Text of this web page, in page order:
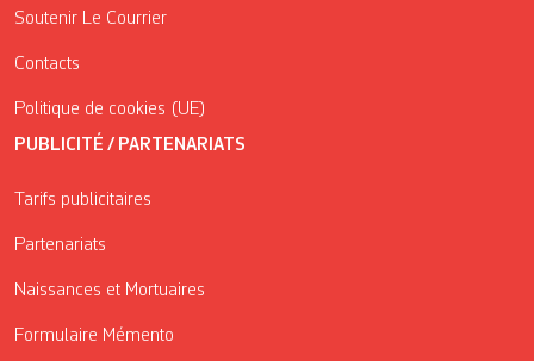
Soutenir Le Courrier
Contacts
Politique de cookies (UE)
PUBLICITÉ / PARTENARIATS
Tarifs publicitaires
Partenariats
Naissances et Mortuaires
Formulaire Mémento